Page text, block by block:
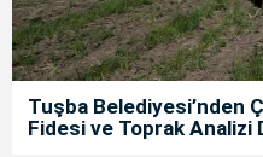
Tuşba Belediyesi’nden
Fidesi ve Toprak Analizi